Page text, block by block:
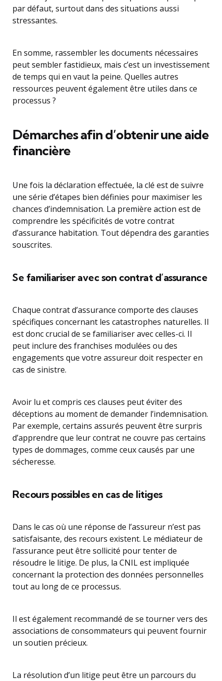
par défaut, surtout dans des situations aussi
stressantes.
En somme, rassembler les documents nécessaires
peut sembler fastidieux, mais c’est un investissement
de temps qui en vaut la peine. Quelles autres
ressources peuvent également être utiles dans ce
processus ?
Démarches afin d’obtenir une aide
financière
Une fois la déclaration effectuée, la clé est de suivre
une série d’étapes bien définies pour maximiser les
chances d’indemnisation. La première action est de
comprendre les spécificités de votre contrat
d’assurance habitation. Tout dépendra des garanties
souscrites.
Se familiariser avec son contrat d’assurance
Chaque contrat d’assurance comporte des clauses
spécifiques concernant les catastrophes naturelles. Il
est donc crucial de se familiariser avec celles-ci. Il
peut inclure des franchises modulées ou des
engagements que votre assureur doit respecter en
cas de sinistre.
Avoir lu et compris ces clauses peut éviter des
déceptions au moment de demander l’indemnisation.
Par exemple, certains assurés peuvent être surpris
d’apprendre que leur contrat ne couvre pas certains
types de dommages, comme ceux causés par une
sécheresse.
Recours possibles en cas de litiges
Dans le cas où une réponse de l’assureur n’est pas
satisfaisante, des recours existent. Le médiateur de
l’assurance peut être sollicité pour tenter de
résoudre le litige. De plus, la CNIL est impliquée
concernant la protection des données personnelles
tout au long de ce processus.
Il est également recommandé de se tourner vers des
associations de consommateurs qui peuvent fournir
un soutien précieux.
La résolution d’un litige peut être un parcours du